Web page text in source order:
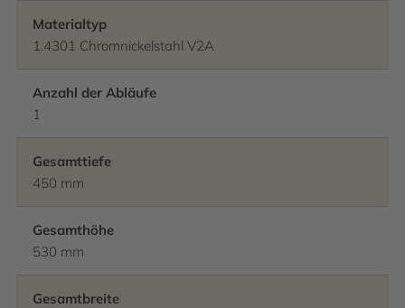
Materialtyp
1.4301 Chromnickelstahl V2A
Anzahl der Abläufe
1
Gesamttiefe
450 mm
Gesamthöhe
530 mm
Gesamtbreite